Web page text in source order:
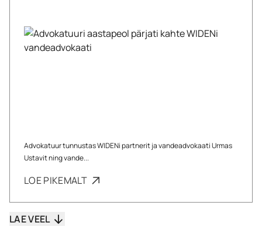
Advokatuur tunnustas WIDENi partnerit ja vandeadvokaati Urmas
Ustavit ning vande...
LOE PIKEMALT
LAE VEEL